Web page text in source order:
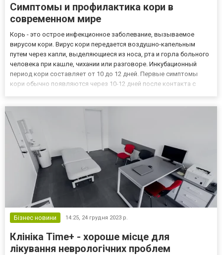
Симптомы и профилактика кори в
современном мире
Корь - это острое инфекционное заболевание, вызываемое
вирусом кори. Вирус кори передается воздушно-капельным
путем через капли, выделяющиеся из носа, рта и горла больного
человека при кашле, чихании или разговоре. Инкубационный
период кори составляет от 10 до 12 дней. Первые симптомы
кори обычно появляются через 10-12 дней после контакта с
Бізнес новини 14:25, 24 грудня 2023 р.
Клініка Time+ - хороше місце для
лікування неврологічних проблем